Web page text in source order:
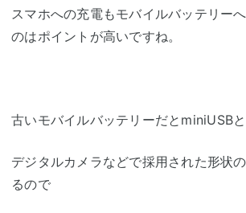
スマホへの充電もモバイルバッテリー
のはポイントが高いですね。
古いモバイルバッテリーだとminiUSB
デジタルカメラなどで採用された形状
るので